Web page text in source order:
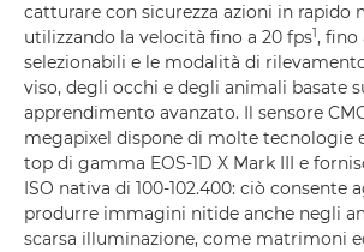
catturare con sicurezza azioni in rapido
utilizzando la velocità fino a 20 fps1, fino
selezionabili e le modalità di
viso, degli occhi e degli animali basate
apprendimento avanzato. Il sensore
megapixel dispone di molte tecnologie
top di gamma EOS-1D X Mark III e
ISO nativa di 100-102.400: ciò consente
produrre immagini nitide anche negli
scarsa illuminazione, come matrimoni